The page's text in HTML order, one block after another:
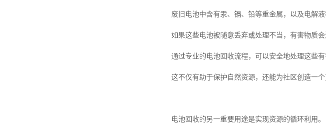
废旧电池中含有汞、镉、铅等重金属，以及电解液
如果这些电池被随意丢弃或处理不当，有害物质
通过专业的电池回收流程，可以安全地处理这些
这不仅有助于保护自然资源，还能为社区创造一个
电池回收的另一重要用途是实现资源的循环利用。